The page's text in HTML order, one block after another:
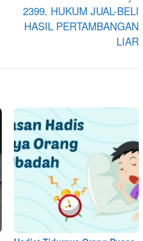
2399. HUKUM JUAL-BELI
HASIL PERTAMBANGAN
LIAR